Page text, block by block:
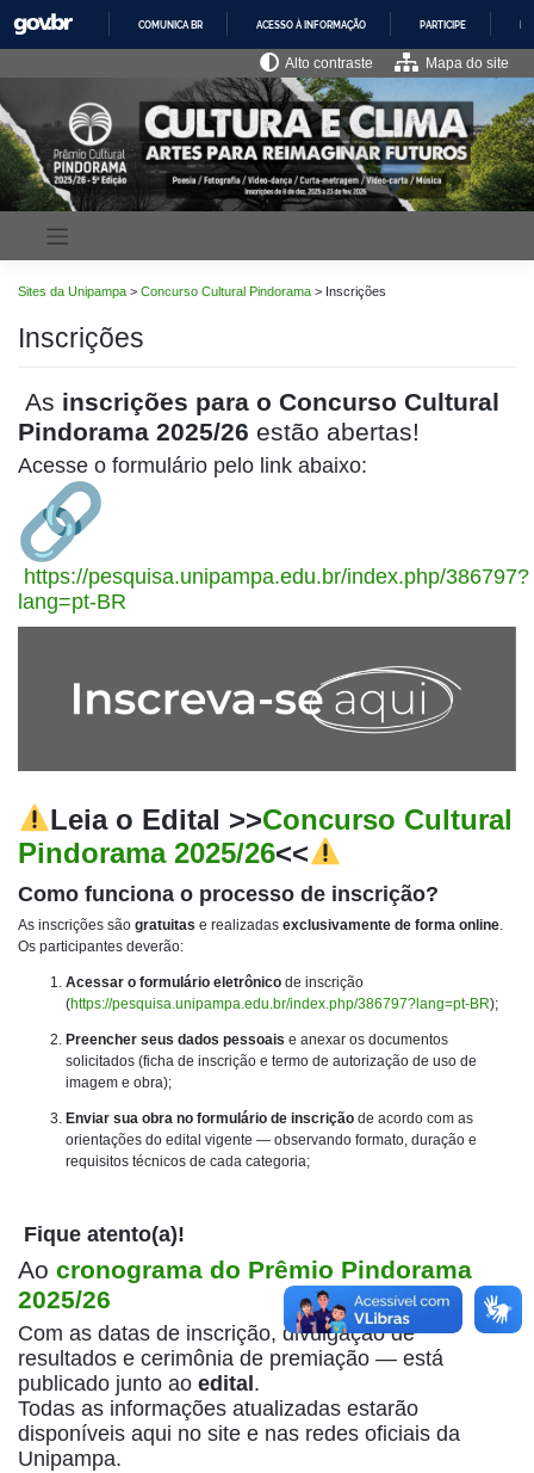
para
o
conteúdo
IR
PARA
O
CONTEÚDO
COMUNICA BR ACESSO À INFORMAÇÃO PARTICIPE
Alto contraste Mapa do site
Sites da Unipampa > Concurso Cultural Pindorama > Inscrições
Inscrições
As inscrições para o Concurso Cultural
Pindorama 2025/26 estão abertas!
Acesse o formulário pelo link abaixo:
https://pesquisa.unipampa.edu.br/index.php/386797?
lang=pt-BR
Leia o Edital >>Concurso Cultural
Pindorama 2025/26<<
Como funciona o processo de inscrição?
As inscrições são gratuitas e realizadas exclusivamente de forma online.
Os participantes deverão:
Acessar o formulário eletrônico de inscrição
(https://pesquisa.unipampa.edu.br/index.php/386797?lang=pt-BR);
Preencher seus dados pessoais e anexar os documentos
solicitados (ficha de inscrição e termo de autorização de uso de
imagem e obra);
Enviar sua obra no formulário de inscrição de acordo com as
orientações do edital vigente — observando formato, duração e
requisitos técnicos de cada categoria;
Fique atento(a)!
Ao cronograma do Prêmio Pindorama
2025/26
Com as datas de inscrição, divulgação de
resultados e cerimônia de premiação — está
publicado junto ao edital .
Todas as informações atualizadas estarão
disponíveis aqui no site e nas redes oficiais da
Unipampa.